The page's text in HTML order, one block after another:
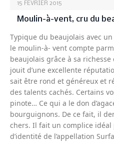
15 FÉVRIER 2015
Moulin-à-vent, cru du
Typique du beaujolais avec
le moulin-à- vent compte
beaujolais grâce à sa
jouit d’une excellente
sait être rond et généreux et
des talents cachés. Certains
pinote… Ce qui a le don
bourguignons. De ce fait, il
chers. Il fait un complice
d’identité de l’appellation